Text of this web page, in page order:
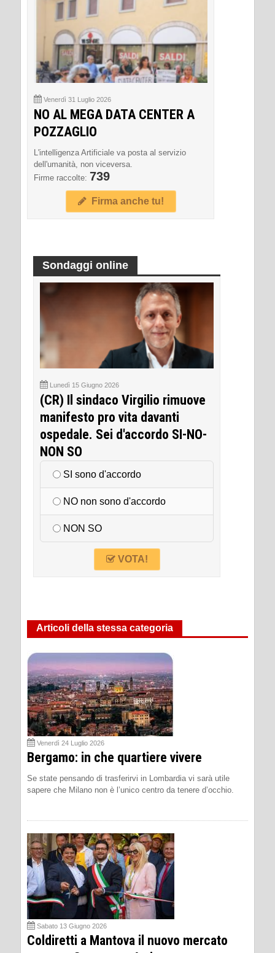
Venerdì 31 Luglio 2026
NO AL MEGA DATA CENTER A
POZZAGLIO
L'intelligenza Artificiale va posta al servizio
dell'umanità, non viceversa.
Firme raccolte: 739
Firma anche tu!
Sondaggi online
Lunedì 15 Giugno 2026
(CR) Il sindaco Virgilio rimuove
manifesto pro vita davanti
ospedale. Sei d'accordo SI-NO-
NON SO
SI sono d'accordo
NO non sono d'accordo
NON SO
VOTA!
Articoli della stessa categoria
Venerdì 24 Luglio 2026
Bergamo: in che quartiere vivere
Se state pensando di trasferirvi in Lombardia vi sarà utile
sapere che Milano non è l’unico centro da tenere d’occhio.
Sabato 13 Giugno 2026
Coldiretti a Mantova il nuovo mercato